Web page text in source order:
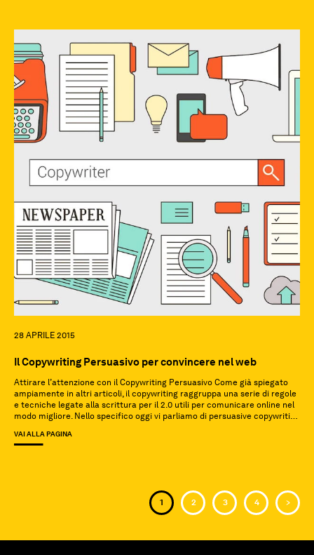
28 APRILE 2015
Il Copywriting Persuasivo per convincere nel web
Attirare l’attenzione con il Copywriting Persuasivo Come già spiegato
ampiamente in altri articoli, il copywriting raggruppa una serie di regole
e tecniche legate alla scrittura per il 2.0 utili per comunicare online nel
modo migliore. Nello specifico oggi vi parliamo di persuasive copywriting
web […]
VAI ALLA PAGINA
1 2 3 4 >